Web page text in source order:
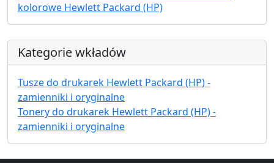
kolorowe Hewlett Packard (HP)
Kategorie wkładów
Tusze do drukarek Hewlett Packard (HP) -
zamienniki i oryginalne
Tonery do drukarek Hewlett Packard (HP) -
zamienniki i oryginalne